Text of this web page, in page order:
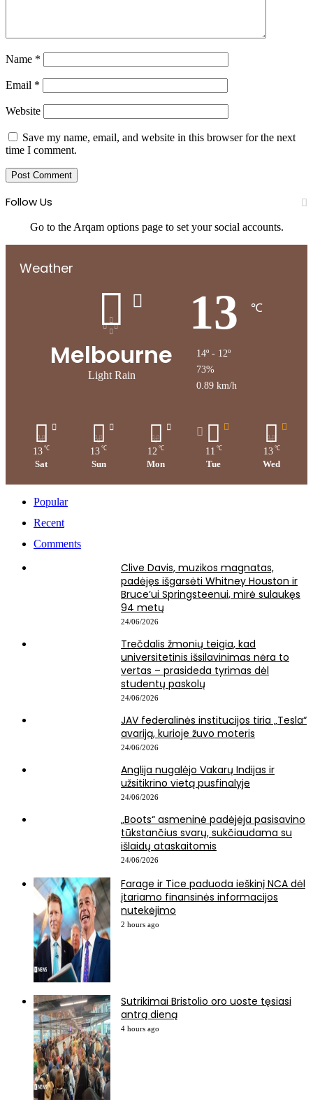
Name *
Email *
Website
Save my name, email, and website in this browser for the next
time I comment.
Follow Us
Go to the Arqam options page to set your social accounts.
Weather
Melbourne
Light Rain
13 ℃
14º - 12º
73%
0.89 km/h
13 ℃
Sat
13 ℃
Sun
12 ℃
Mon
11 ℃
Tue
13 ℃
Wed
Popular
Recent
Comments
Clive Davis, muzikos magnatas,
padėjęs išgarsėti Whitney Houston ir
Bruce’ui Springsteenui, mirė sulaukęs
94 metų
24/06/2026
Trečdalis žmonių teigia, kad
universitetinis išsilavinimas nėra to
vertas – prasideda tyrimas dėl
studentų paskolų
24/06/2026
JAV federalinės institucijos tiria „Tesla“
avariją, kurioje žuvo moteris
24/06/2026
Anglija nugalėjo Vakarų Indijas ir
užsitikrino vietą pusfinalyje
24/06/2026
„Boots“ asmeninė padėjėja pasisavino
tūkstančius svarų, sukčiaudama su
išlaidų ataskaitomis
24/06/2026
Farage ir Tice paduoda ieškinį NCA dėl
įtariamo finansinės informacijos
nutekėjimo
2 hours ago
Sutrikimai Bristolio oro uoste tęsiasi
antrą dieną
4 hours ago